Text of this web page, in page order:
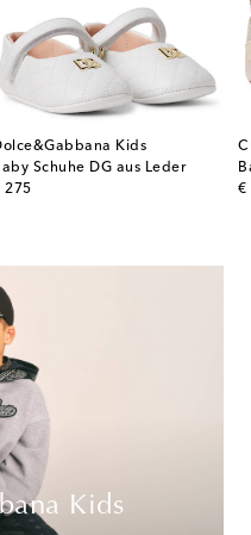
Kids
Schuhe DG aus Leder
275
price €
Kids